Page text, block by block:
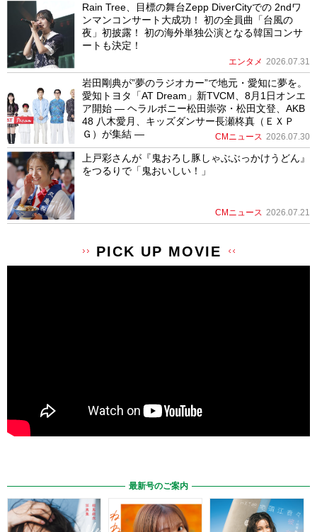
Rain Tree、目標の舞台Zepp DiverCityでの 2ndワ
ンマンコンサート大成功！ 初の全員曲「台風の
夜」初披露！ 初の海外単独公演となる韓国コンサ
ートも決定！
エンタメ 2026.07.31
岩田剛典が”夢のラジオカー”で地元・愛知に夢を。
愛知トヨタ「AT Dream」新TVCM、8月1日オンエ
ア開始 ― ヘラルボニー松田崇弥・松田文登、AKB
48 八木愛月、キッズダンサー長瀬柊真（ＥＸＰ
Ｇ）が集結 ―
CMニュース 2026.07.30
上戸彩さんが『鬼おろし豚しゃぶぶっかけうどん』
をつるりで「鬼おいしい！」
CMニュース 2026.07.21
PICK UP MOVIE
最新号のご案内